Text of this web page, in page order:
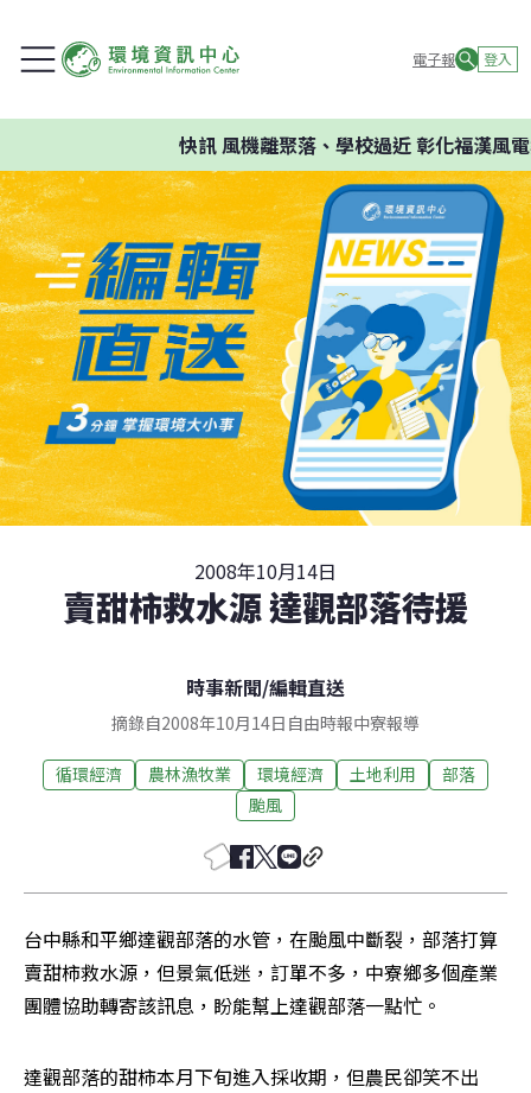
電子報 登入
快訊風機離聚落、學校過近 彰化福漢風電
2008年10月14日
賣甜柿救水源 達觀部落待援
時事新聞/編輯直送
摘錄自2008年10月14日自由時報中寮報導
循環經濟 農林漁牧業 環境經濟 土地利用
部落
颱風
台中縣和平鄉達觀部落的水管，在颱風中斷裂，部落打算
賣甜柿救水源，但景氣低迷，訂單不多，中寮鄉多個產業
團體協助轉寄該訊息，盼能幫上達觀部落一點忙。
達觀部落的甜柿本月下旬進入採收期，但農民卻笑不出